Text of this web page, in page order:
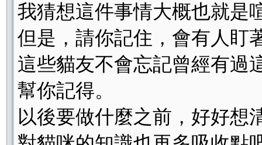
我猜想這件事情大概也就是
但是，請你記住，會有人盯
這些貓友不會忘記曾經有過
幫你記得。
以後要做什麼之前，好好想